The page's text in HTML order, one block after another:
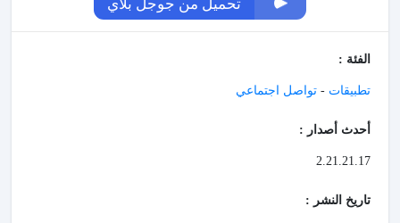
تحميل من جوجل بلاي
الفئة :
تطبيقات - تواصل اجتماعي
أحدث أصدار :
2.21.21.17
تاريخ النشر :